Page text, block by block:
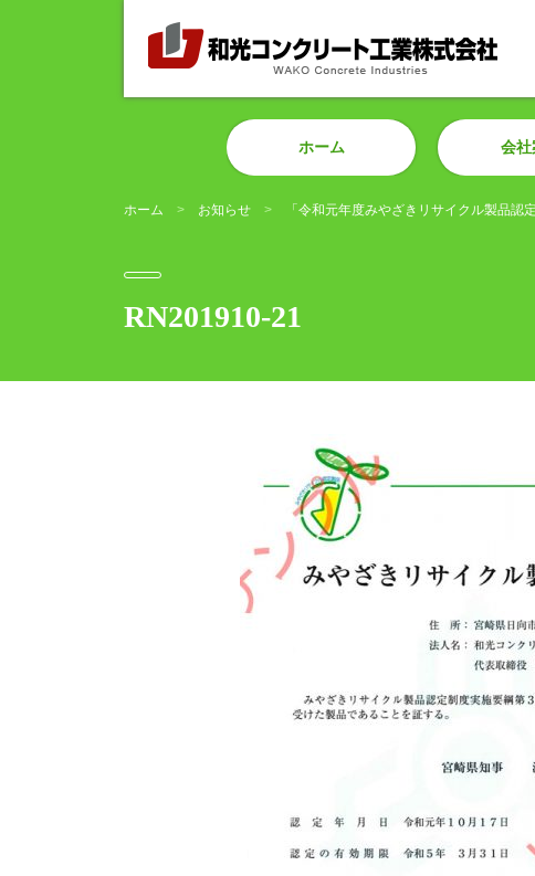
ホーム 会社
ホーム お知らせ 「令和元年度みやざきリサイクル製品
RN201910-21